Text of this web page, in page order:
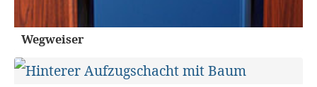
Wegweiser